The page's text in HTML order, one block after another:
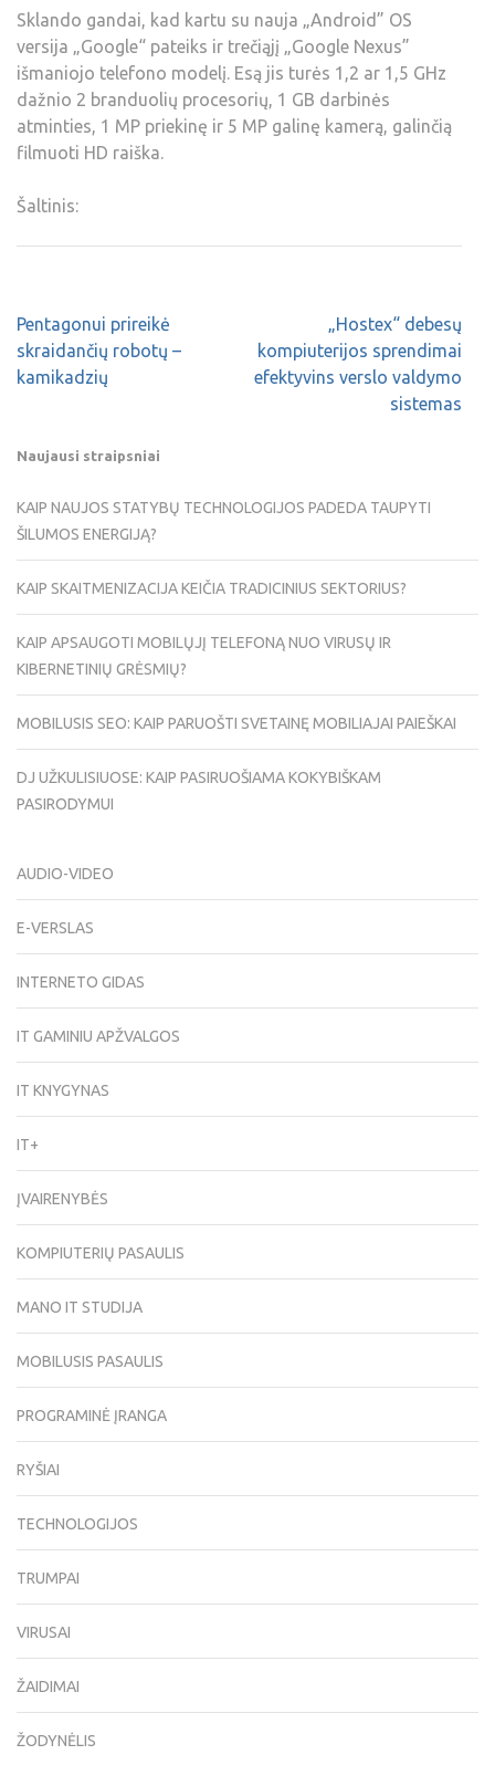
Sklando gandai, kad kartu su nauja „Android” OS
versija „Google“ pateiks ir trečiąjį „Google Nexus”
išmaniojo telefono modelį. Esą jis turės 1,2 ar 1,5 GHz
dažnio 2 branduolių procesorių, 1 GB darbinės
atminties, 1 MP priekinę ir 5 MP galinę kamerą, galinčią
filmuoti HD raiška.
Šaltinis:
Pentagonui prireikė
skraidančių robotų –
kamikadzių
„Hostex“ debesų
kompiuterijos sprendimai
efektyvins verslo valdymo
sistemas
Naujausi straipsniai
KAIP NAUJOS STATYBŲ TECHNOLOGIJOS PADEDA TAUPYTI
ŠILUMOS ENERGIJĄ?
KAIP SKAITMENIZACIJA KEIČIA TRADICINIUS SEKTORIUS?
KAIP APSAUGOTI MOBILŲJĮ TELEFONĄ NUO VIRUSŲ IR
KIBERNETINIŲ GRĖSMIŲ?
MOBILUSIS SEO: KAIP PARUOŠTI SVETAINĘ MOBILIAJAI PAIEŠKAI
DJ UŽKULISIUOSE: KAIP PASIRUOŠIAMA KOKYBIŠKAM
PASIRODYMUI
AUDIO-VIDEO
E-VERSLAS
INTERNETO GIDAS
IT GAMINIU APŽVALGOS
IT KNYGYNAS
IT+
ĮVAIRENYBĖS
KOMPIUTERIŲ PASAULIS
MANO IT STUDIJA
MOBILUSIS PASAULIS
PROGRAMINĖ ĮRANGA
RYŠIAI
TECHNOLOGIJOS
TRUMPAI
VIRUSAI
ŽAIDIMAI
ŽODYNĖLIS